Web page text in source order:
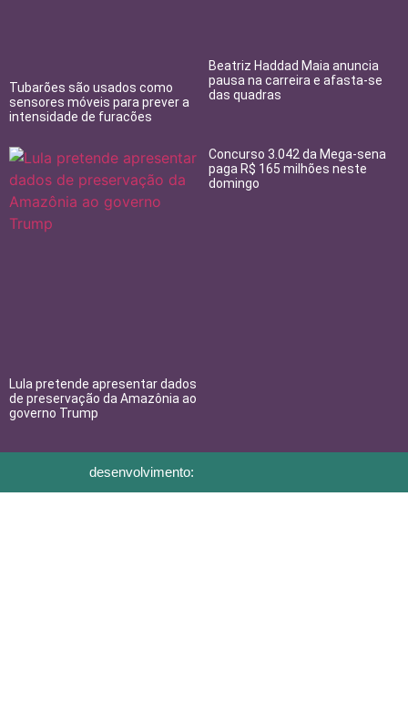
Tubarões são usados como
sensores móveis para prever a
intensidade de furacões
Beatriz Haddad Maia anuncia
pausa na carreira e afasta-se
das quadras
Lula pretende apresentar dados
de preservação da Amazônia ao
governo Trump
Concurso 3.042 da Mega-sena
paga R$ 165 milhões neste
domingo
desenvolvimento: